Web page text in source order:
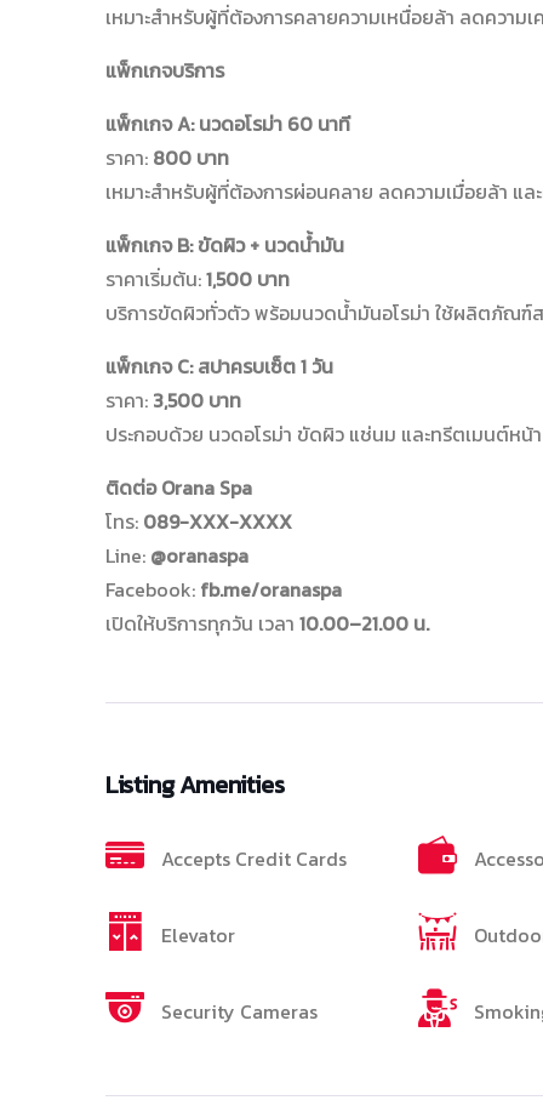
เหมาะสำหรับผู้ที่ต้องการคลายความเหนื่อยล้า ลดความ
แพ็กเกจบริการ
แพ็กเกจ A: นวดอโรม่า 60 นาที
ราคา: 800 บาท
เหมาะสำหรับผู้ที่ต้องการผ่อนคลาย ลดความเมื่อยล้า แ
แพ็กเกจ B: ขัดผิว + นวดน้ำมัน
ราคาเริ่มต้น:1,500 บาท
บริการขัดผิวทั่วตัว พร้อมนวดน้ำมันอโรม่า ใช้ผลิตภัณฑ์
แพ็กเกจ C: สปาครบเซ็ต 1 วัน
ราคา: 3,500 บาท
ประกอบด้วย นวดอโรม่า ขัดผิว แช่นม และทรีตเมนต์หน้
ติดต่อ Orana Spa
โทร: 089-XXX-XXXX
Line: @oranaspa
Facebook: fb.me/oranaspa
เปิดให้บริการทุกวัน เวลา 10.00–21.00 น.
Listing Amenities
Accepts Credit Cards
Elevator
Security Cameras